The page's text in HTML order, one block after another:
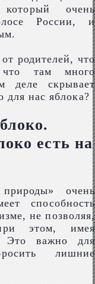
очень
России, и
родителей, что
там много
деле скрывает
для нас яблока?
есть на
очень
способность
не позволяя,
этом, имея
Это важно для
лишние